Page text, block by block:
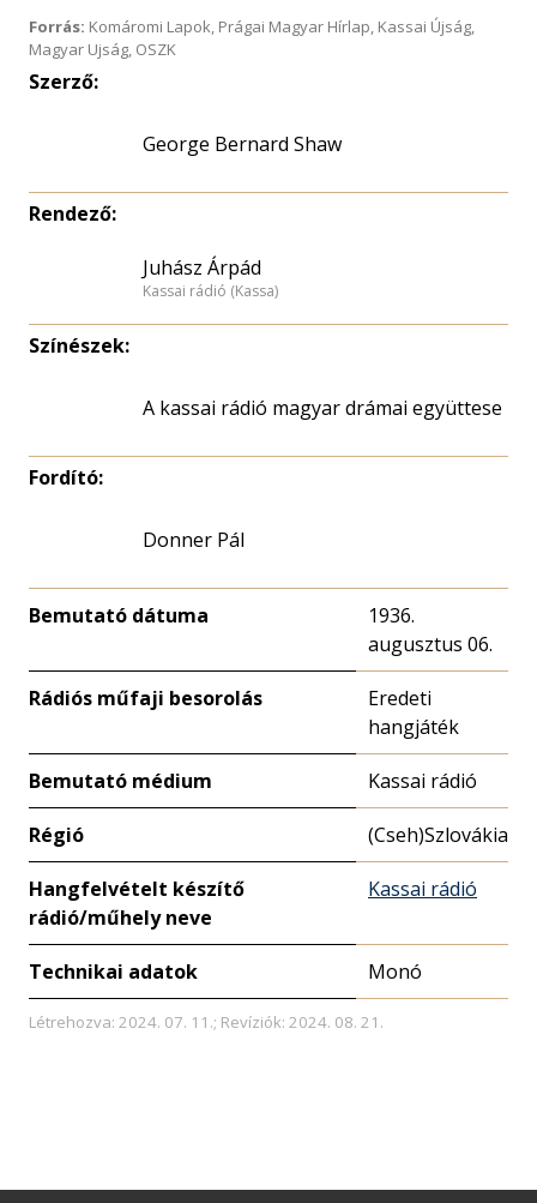
Forrás: Komáromi Lapok, Prágai Magyar Hírlap, Kassai Újság,
Magyar Ujság, OSZK
Szerző:
George Bernard Shaw
Rendező:
Juhász Árpád
Kassai rádió (Kassa)
Színészek:
A kassai rádió magyar drámai együttese
Fordító:
Donner Pál
Bemutató dátuma
1936.
augusztus 06.
Rádiós műfaji besorolás
Eredeti
hangjáték
Bemutató médium Kassai rádió
Régió (Cseh)Szlovákia
Hangfelvételt készítő
rádió/műhely neve
Kassai rádió
Technikai adatok Monó
Létrehozva: 2024. 07. 11.; Revíziók: 2024. 08. 21.